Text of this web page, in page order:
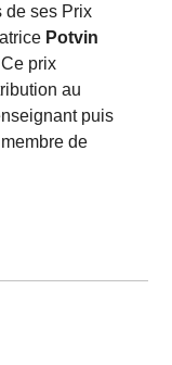
de ses Prix
Potvin
Ce prix
au
puis
de